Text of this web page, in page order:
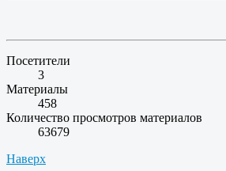
Посетители
3
Материалы
458
Количество просмотров материалов
63679
Наверх